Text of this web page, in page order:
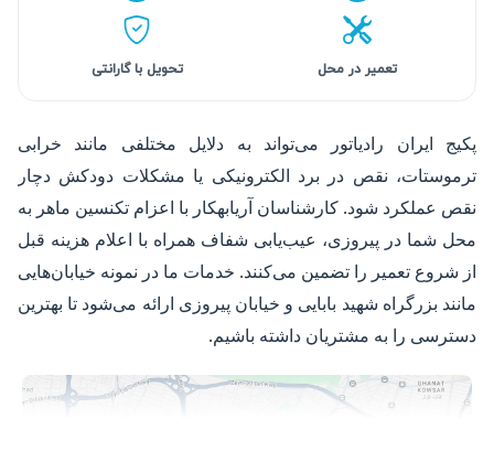
تعمیر در محل تحویل با گارانتی
پکیج ایران رادیاتور می‌تواند به دلایل مختلفی مانند خرابی
ترموستات، نقص در برد الکترونیکی یا مشکلات دودکش دچار
نقص عملکرد شود. کارشناسان آریابهکار با اعزام تکنسین ماهر به
محل شما در پیروزی، عیب‌یابی شفاف همراه با اعلام هزینه قبل
از شروع تعمیر را تضمین می‌کنند. خدمات ما در نمونه خیابان‌هایی
مانند بزرگراه شهید بابایی و خیابان پیروزی ارائه می‌شود تا بهترین
دسترسی را به مشتریان داشته باشیم.